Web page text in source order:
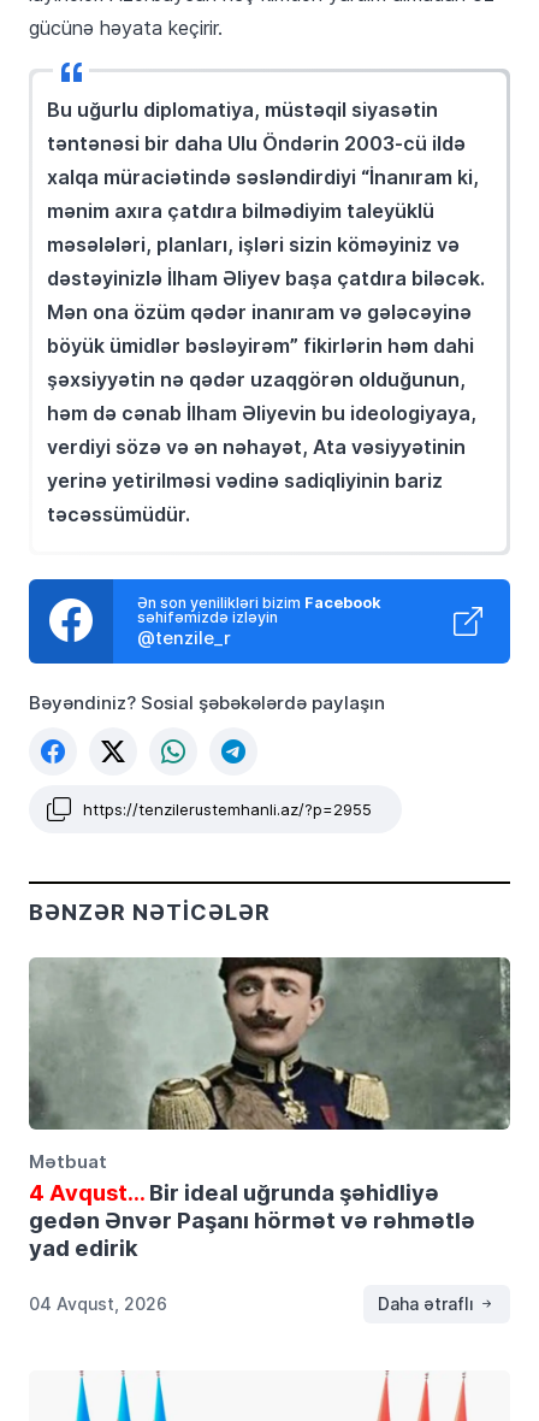
gücünə həyata keçirir.
Bu uğurlu diplomatiya, müstəqil siyasətin
təntənəsi bir daha Ulu Öndərin 2003-cü ildə
xalqa müraciətində səsləndirdiyi “İnanıram ki,
mənim axıra çatdıra bilmədiyim taleyüklü
məsələləri, planları, işləri sizin köməyiniz və
dəstəyinizlə İlham Əliyev başa çatdıra biləcək.
Mən ona özüm qədər inanıram və gələcəyinə
böyük ümidlər bəsləyirəm” fikirlərin həm dahi
şəxsiyyətin nə qədər uzaqgörən olduğunun,
həm də cənab İlham Əliyevin bu ideologiyaya,
verdiyi sözə və ən nəhayət, Ata vəsiyyətinin
yerinə yetirilməsi vədinə sadiqliyinin bariz
təcəssümüdür.
Ən son yenilikləri bizim Facebook
səhifəmizdə izləyin
@tenzile_r
Bəyəndiniz? Sosial şəbəkələrdə paylaşın
https://tenzilerustemhanli.az/?p=2955
BƏNZƏR NƏTICƏLƏR
Mətbuat
4 Avqust…Bir ideal uğrunda şəhidliyə
gedən Ənvər Paşanı hörmət və rəhmətlə
yad edirik
04 Avqust, 2026 Daha ətraflı